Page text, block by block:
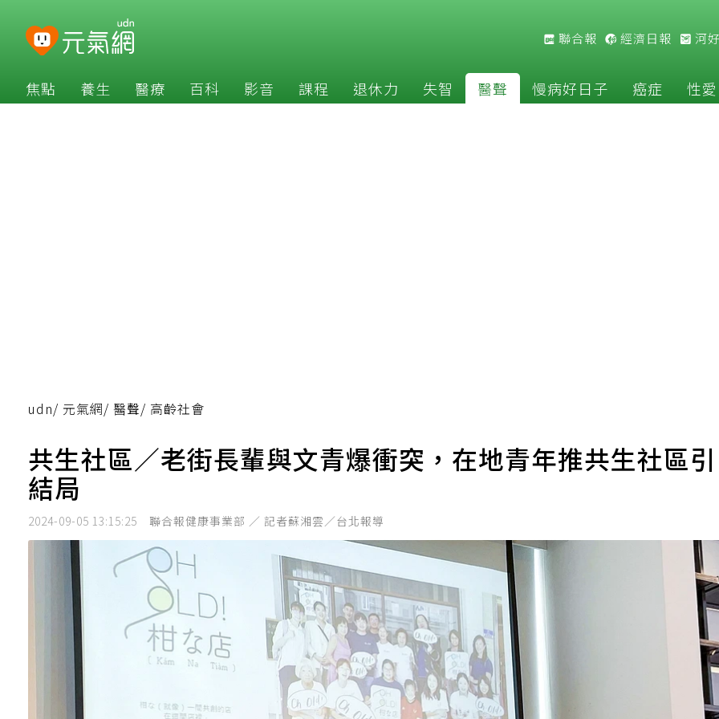
聯合報 經濟日報 河
焦點 養生 醫療 百科 影音 課程 退休力 失智 醫聲 慢病好日子 癌症 性愛
udn/ 元氣網/ 醫聲/ 高齡社會
共生社區／老街長輩與文青爆衝突，在地青年推共生社區
結局
2024-09-05 13:15:25 聯合報健康事業部 ／ 記者蘇湘雲／台北報導